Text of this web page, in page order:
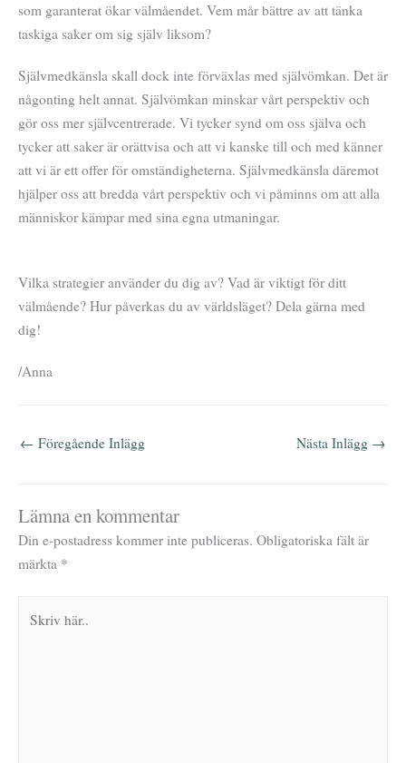
som garanterat ökar välmåendet. Vem mår bättre av att tänka
taskiga saker om sig själv liksom?
Självmedkänsla skall dock inte förväxlas med självömkan. Det är
någonting helt annat. Självömkan minskar vårt perspektiv och
gör oss mer självcentrerade. Vi tycker synd om oss själva och
tycker att saker är orättvisa och att vi kanske till och med känner
att vi är ett offer för omständigheterna. Självmedkänsla däremot
hjälper oss att bredda vårt perspektiv och vi påminns om att alla
människor kämpar med sina egna utmaningar.
Vilka strategier använder du dig av? Vad är viktigt för ditt
välmående? Hur påverkas du av världsläget? Dela gärna med
dig!
/Anna
← Föregående Inlägg Nästa Inlägg →
Lämna en kommentar
Din e-postadress kommer inte publiceras. Obligatoriska fält är
märkta *
här..